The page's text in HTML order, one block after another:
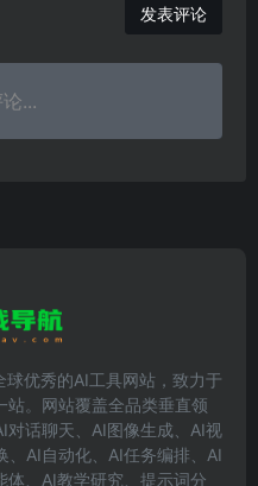
发表评论
...
优秀的AI工具网站，致力于
站。网站覆盖全品类垂直领
话聊天、AI图像生成、AI视
、AI自动化、AI任务编排、AI
、AI教学研究、提示词分